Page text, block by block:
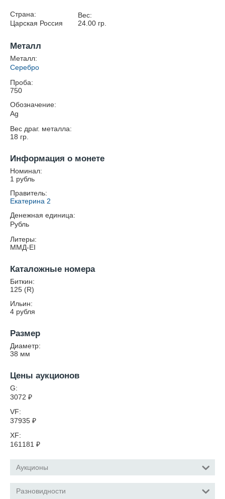
Страна:
Царская Россия
Вес:
24.00гр.
Металл
Металл:
Серебро
Проба:
750
Обозначение:
Ag
Вес драг. металла:
18 гр.
Информация о монете
Номинал:
1 рубль
Правитель:
Екатерина 2
Денежная единица:
Рубль
Литеры:
ММД-EI
Каталожные номера
Биткин:
125 (R)
Ильин:
4 рубля
Размер
Диаметр:
38 мм
Цены аукционов
G:
3072 ₽
VF:
37935 ₽
XF:
161181 ₽
Аукционы
Разновидности